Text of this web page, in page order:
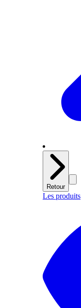
Retour
Les produits